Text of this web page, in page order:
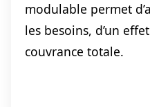
modulable permet
les besoins, d’un
couvrance totale.